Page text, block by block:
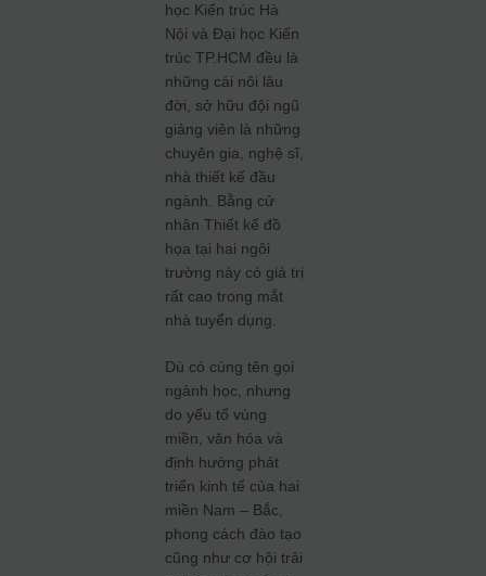
học Kiến trúc Hà
Nội và Đại học Kiến
trúc TP.HCM đều là
những cái nôi lâu
đời, sở hữu đội ngũ
giảng viên là những
chuyên gia, nghệ sĩ,
nhà thiết kế đầu
ngành. Bằng cử
nhân Thiết kế đồ
họa tại hai ngôi
trường này có giá trị
rất cao trong mắt
nhà tuyển dụng.
Dù có cùng tên gọi
ngành học, nhưng
do yếu tố vùng
miền, văn hóa và
định hướng phát
triển kinh tế của hai
miền Nam – Bắc,
phong cách đào tạo
cũng như cơ hội trải